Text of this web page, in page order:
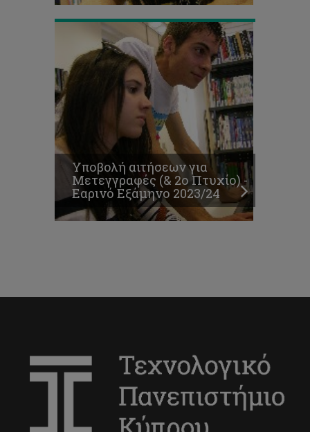
Υποβολή αιτήσεων για
Μετεγγραφές (& 2ο Πτυχίο) -
Εαρινό Εξάμηνο 2023/24